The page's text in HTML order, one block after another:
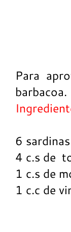
Para
barbacoa.
6
4 c.s de
1 c.s de
1 c.c de